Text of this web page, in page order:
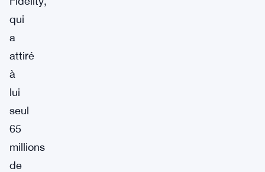
qui
a
attiré
à
lui
seul
65
millions
de